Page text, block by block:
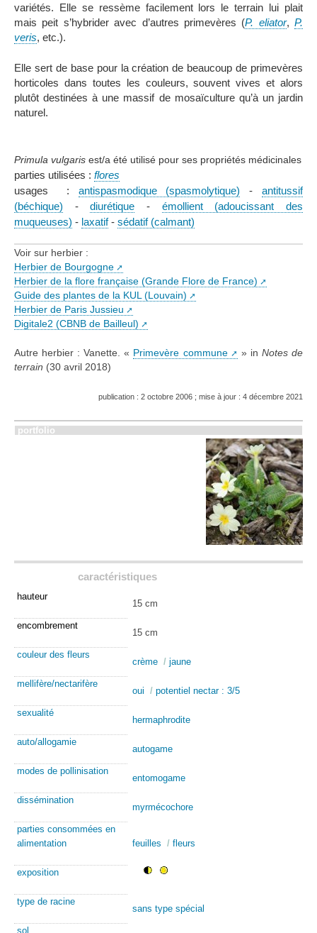
variétés. Elle se ressème facilement lors le terrain lui plait
mais peit s’hybrider avec d’autres primevères (P. eliator, P.
veris, etc.).
Elle sert de base pour la création de beaucoup de primevères
horticoles dans toutes les couleurs, souvent vives et alors
plutôt destinées à une massif de mosaïculture qu’à un jardin
naturel.
Primula vulgaris est/a été utilisé pour ses propriétés médicinales
parties utilisées : flores
usages : antispasmodique (spasmolytique) -antitussif
(béchique) -diurétique - émollient (adoucissant des
muqueuses) - laxatif- sédatif (calmant)
Voir sur herbier :
Herbier de Bourgogne
Herbier de la flore française (Grande Flore de France)
Guide des plantes de la KUL (Louvain)
Herbier de Paris Jussieu
Digitale2 (CBNB de Bailleul)
Autre herbier : Vanette. « Primevère commune » in Notes de
terrain (30 avril 2018)
publication : 2 octobre 2006 ; mise à jour : 4 décembre 2021
portfolio
caractéristiques
hauteur
15 cm
encombrement
15 cm
couleur des fleurs
crème / jaune
mellifère/nectarifère
oui / potentiel nectar : 3/5
sexualité
hermaphrodite
auto/allogamie
autogame
modes de pollinisation
entomogame
dissémination
myrmécochore
parties consommées en
alimentation
feuilles / fleurs
exposition
type de racine
sans type spécial
sol